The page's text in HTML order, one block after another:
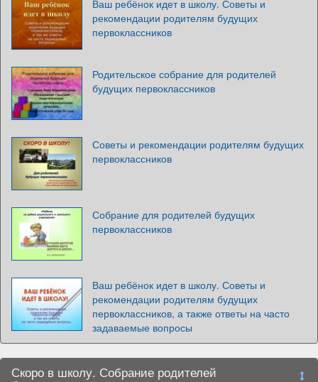
Ваш ребёнок идет в школу. Советы и
рекомендации родителям будущих
первоклассников
Родительское собрание для родителей
будущих первоклассников
Советы и рекомендации родителям будущих
первоклассников
Собрание для родителей будущих
первоклассников
Ваш ребёнок идет в школу. Советы и
рекомендации родителям будущих
первоклассников, а также ответы на часто
задаваемые вопросы
Скоро в школу. Собрание родителей